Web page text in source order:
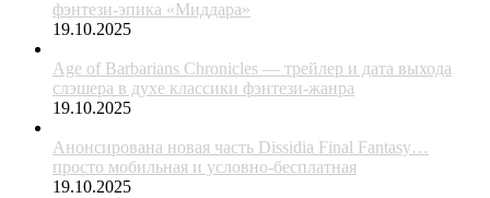
фэнтези-эпика «Миддара»
19.10.2025
Age of Barbarians Chronicles — трейлер и дата выхода
слэшера в духе классики фэнтези-жанра
19.10.2025
Анонсирована новая часть Dissidia Final Fantasy…
просто мобильная и условно-бесплатная
19.10.2025